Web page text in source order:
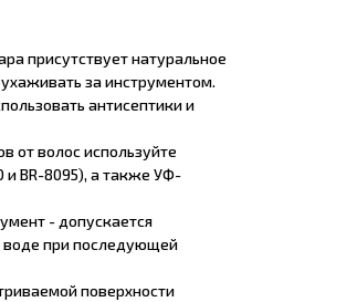
присутствует натуральное
за инструментом.
антисептики и
от волос используйте
и BR-8095), а также УФ-
- допускается
воде при последующей
поверхности